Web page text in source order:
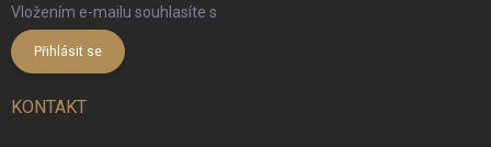
Vložením e-mailu souhlasíte s
Přihlásit se
KONTAKT